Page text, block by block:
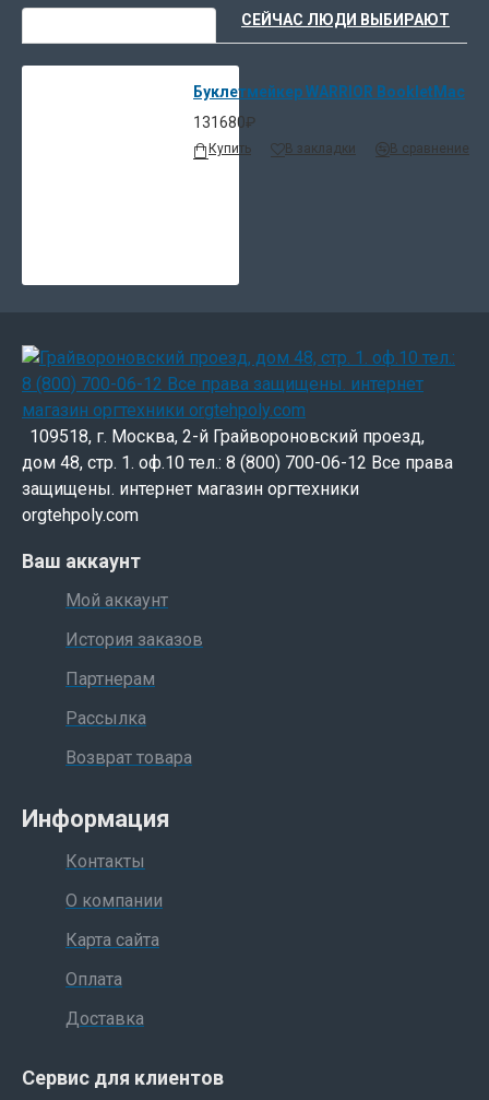
СЕЙЧАС ЛЮДИ ВЫБИРАЮТ
Буклетмейкер WARRIOR BookletMac
131680₽
Купить В закладки В сравнение
109518, г. Москва, 2-й Грайвороновский проезд,
дом 48, стр. 1. оф.10 тел.: 8 (800) 700-06-12 Все права
защищены. интернет магазин оргтехники
orgtehpoly.com
Ваш аккаунт
Мой аккаунт
История заказов
Партнерам
Рассылка
Возврат товара
Информация
Контакты
О компании
Карта сайта
Оплата
Доставка
Сервис для клиентов